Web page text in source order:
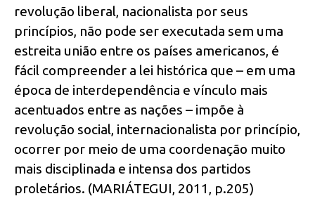
revolução liberal, nacionalista por seus
princípios, não pode ser executada sem uma
estreita união entre os países americanos, é
fácil compreender a lei histórica que – em uma
época de interdependência e vínculo mais
acentuados entre as nações – impõe à
revolução social, internacionalista por princípio,
ocorrer por meio de uma coordenação muito
mais disciplinada e intensa dos partidos
proletários. (MARIÁTEGUI, 2011, p.205)